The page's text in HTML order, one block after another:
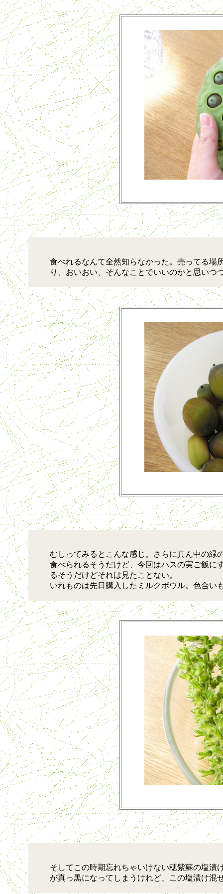
食べれるなんて全然知らなかった。売ってる場
り、おいおい、そんなことでいいのかと思い
むしってみるとこんな感じ。さらに真ん中の緑
食べられるそうだけど、今回はハスの実ご飯に
るそうだけどそれは見たことない。
いれものは先日購入したミルクボウル。色合い
そしてこの時期忘れちゃいけない穂紫蘇の塩漬
が真っ黒になってしまうけれど、この塩漬け混